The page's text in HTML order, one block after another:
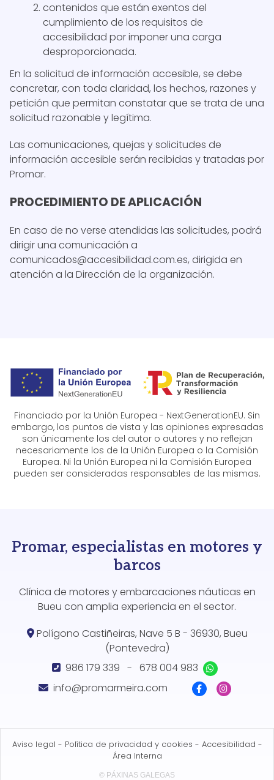
contenidos que están exentos del
cumplimiento de los requisitos de
accesibilidad por imponer una carga
desproporcionada.
En la solicitud de información accesible, se debe
concretar, con toda claridad, los hechos, razones y
petición que permitan constatar que se trata de una
solicitud razonable y legítima.
Las comunicaciones, quejas y solicitudes de
información accesible serán recibidas y tratadas por
Promar.
PROCEDIMIENTO DE APLICACIÓN
En caso de no verse atendidas las solicitudes, podrá
dirigir una comunicación a
comunicados@accesibilidad.com.es, dirigida en
atención a la Dirección de la organización.
Financiado por la Unión Europea - NextGenerationEU. Sin
embargo, los puntos de vista y las opiniones expresadas
son únicamente los del autor o autores y no reflejan
necesariamente los de la Unión Europea o la Comisión
Europea. Ni la Unión Europea ni la Comisión Europea
pueden ser consideradas responsables de las mismas.
Promar, especialistas en motores y
barcos
Clínica de motores y embarcaciones náuticas en
Bueu con amplia experiencia en el sector.
Polígono Castiñeiras, Nave 5 B - 36930, Bueu
(Pontevedra)
986 179 339 - 678 004 983
info@promarmeira.com
Aviso legal - Política de privacidad y cookies - Accesibilidad -
Área Interna
© PÁXINAS GALEGAS